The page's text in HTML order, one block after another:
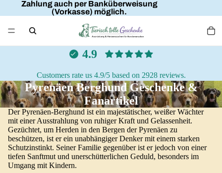
Zahlung auch per Banküberweisung
(Vorkasse) möglich.
4.9
Customers rate us 4.9/5 based on 2928 reviews.
Pyrenäen Berghund Geschenke &
Fanartikel
Der Pyrenäen-Berghund ist ein majestätischer, weißer Wächter
mit einer Ausstrahlung von ruhiger Kraft und Gelassenheit.
Gezüchtet, um Herden in den Bergen der Pyrenäen zu
beschützen, ist er ein unabhängiger Denker mit einem starken
Schutzinstinkt. Seiner Familie gegenüber ist er jedoch von einer
tiefen Sanftmut und unerschütterlichen Geduld, besonders im
Umgang mit Kindern.